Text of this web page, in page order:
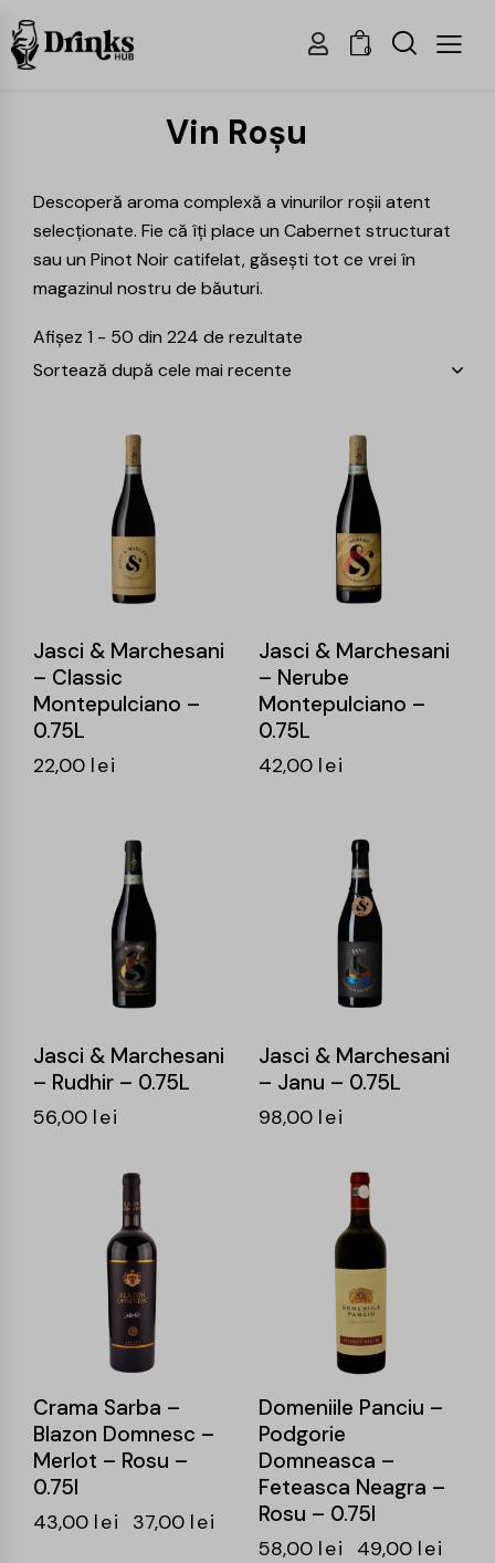
0
Vin Roșu
Descoperă aroma complexă a vinurilor roșii atent
selecționate. Fie că îți place un Cabernet structurat
sau un Pinot Noir catifelat, găsești tot ce vrei în
magazinul nostru de băuturi.
Afișez 1 - 50 din 224 de rezultate
Jasci & Marchesani
– Classic
Montepulciano –
0.75L
22,00 lei
Jasci & Marchesani
– Nerube
Montepulciano –
0.75L
42,00 lei
Jasci & Marchesani
– Rudhir – 0.75L
56,00 lei
Jasci & Marchesani
– Janu – 0.75L
98,00 lei
Crama Sarba –
Blazon Domnesc –
Merlot – Rosu –
0.75l
43,00 lei 37,00 lei
Domeniile Panciu –
Podgorie
Domneasca –
Feteasca Neagra –
Rosu – 0.75l
58,00 lei 49,00 lei